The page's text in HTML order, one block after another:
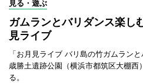
見る・遊ぶ
ガムランとバリダンス楽
見ライブ
「お月見ライブ バリ島の竹ガムラン
歳勝土遺跡公園（横浜市都筑区大棚
る。